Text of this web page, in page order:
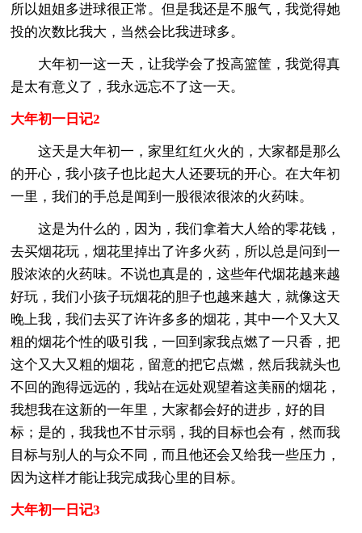
所以姐姐多进球很正常。但是我还是不服气，我觉得她
投的次数比我大，当然会比我进球多。
大年初一这一天，让我学会了投高篮筐，我觉得真
是太有意义了，我永远忘不了这一天。
大年初一日记2
这天是大年初一，家里红红火火的，大家都是那么
的开心，我小孩子也比起大人还要玩的开心。在大年初
一里，我们的手总是闻到一股很浓很浓的火药味。
这是为什么的，因为，我们拿着大人给的零花钱，
去买烟花玩，烟花里掉出了许多火药，所以总是问到一
股浓浓的火药味。不说也真是的，这些年代烟花越来越
好玩，我们小孩子玩烟花的胆子也越来越大，就像这天
晚上我，我们去买了许许多多的烟花，其中一个又大又
粗的烟花个性的吸引我，一回到家我点燃了一只香，把
这个又大又粗的烟花，留意的把它点燃，然后我就头也
不回的跑得远远的，我站在远处观望着这美丽的烟花，
我想我在这新的一年里，大家都会好的进步，好的目
标；是的，我我也不甘示弱，我的目标也会有，然而我
目标与别人的与众不同，而且他还会又给我一些压力，
因为这样才能让我完成我心里的目标。
大年初一日记3